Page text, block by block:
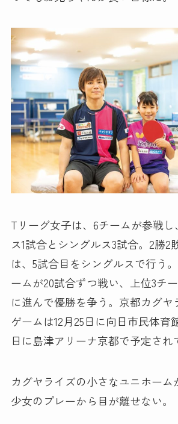
Tリーグ女子は、6チームが参戦
ス1試合とシングルス3試合。2勝2
は、5試合目をシングルスで行う
ームが20試合ずつ戦い、上位3チ
に進んで優勝を争う。京都カグヤ
ゲームは12月25日に向日市民体育
日に島津アリーナ京都で予定され
カグヤライズの小さなユニホーム
少女のプレーから目が離せない。